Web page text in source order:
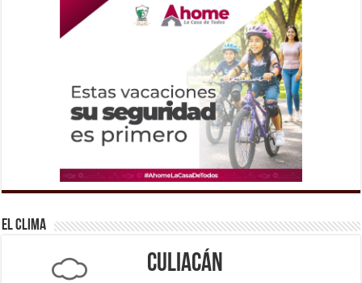
El Clima
Culiacán